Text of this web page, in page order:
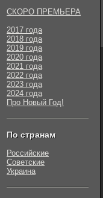
СКОРО ПРЕМЬЕРА
2017 года
2018 года
2019 года
2020 года
2021 года
2022 года
2023 года
2024 года
Про Новый Год!
По странам
Российские
Советские
Украина